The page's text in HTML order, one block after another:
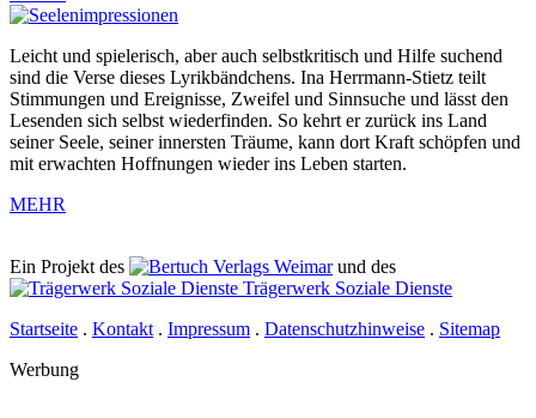
Leicht und spielerisch, aber auch selbstkritisch und Hilfe suchend
sind die Verse dieses Lyrikbändchens. Ina Herrmann-Stietz teilt
Stimmungen und Ereignisse, Zweifel und Sinnsuche und lässt den
Lesenden sich selbst wiederfinden. So kehrt er zurück ins Land
seiner Seele, seiner innersten Träume, kann dort Kraft schöpfen und
mit erwachten Hoffnungen wieder ins Leben starten.
MEHR
Ein Projekt des Verlags Weimarund des
Trägerwerk Soziale Dienste
Startseite . Kontakt . Impressum . Datenschutzhinweise . Sitemap
Werbung